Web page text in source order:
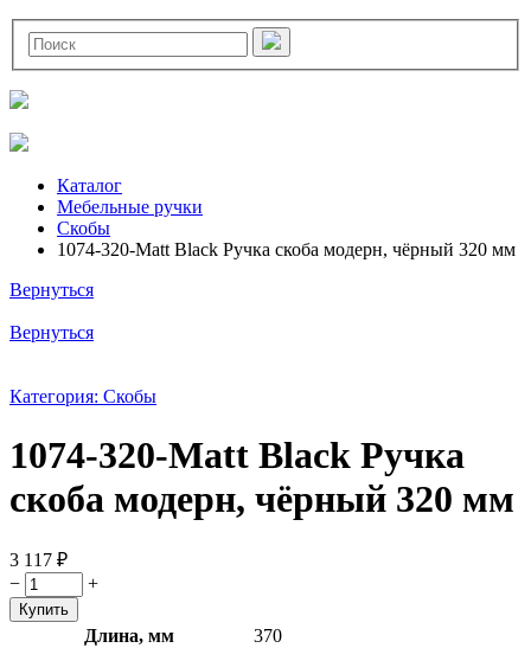
Каталог
Мебельные ручки
Скобы
1074-320-Matt Black Ручка скоба модерн, чёрный 320 мм
Вернуться
Вернуться
Категория: Скобы
1074-320-Matt Black Ручка
скоба модерн, чёрный 320 мм
3 117 ₽
−
+
Длина, мм
370